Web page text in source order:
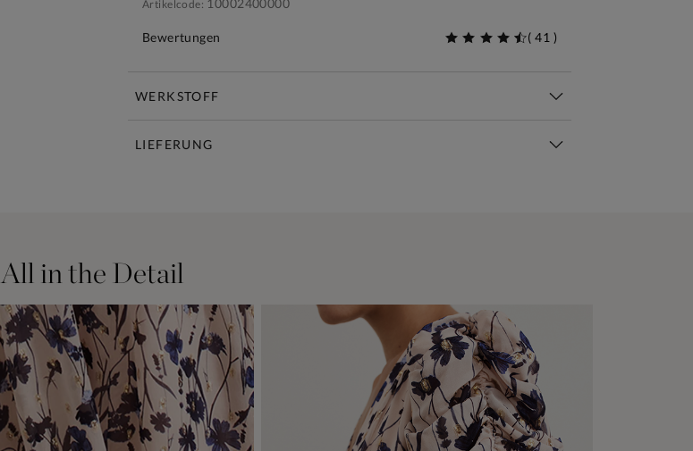
Artikelcode: 10002400000
Bewertungen ( 41 )
WERKSTOFF
LIEFERUNG
All in the Detail